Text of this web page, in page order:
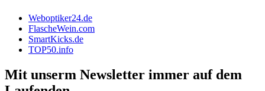
Weboptiker24.de
FlascheWein.com
SmartKicks.de
TOP50.info
Mit unserm Newsletter immer auf dem